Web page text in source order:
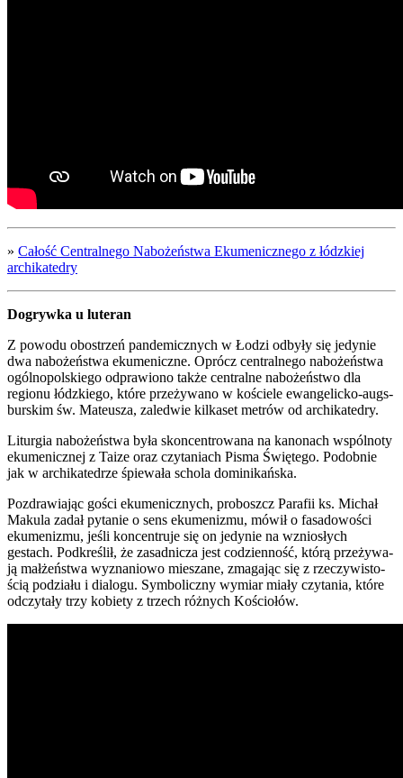
» Całość Cen­tral­ne­go Nabo­żeń­stwa Eku­me­nicz­ne­go z łódz­kiej
archi­ka­te­dry
Dogryw­ka u lute­ran
Z powo­du obostrzeń pan­de­micz­nych w Łodzi odby­ły się jedy­nie
dwa nabo­żeń­stwa eku­me­nicz­ne. Oprócz cen­tral­ne­go nabo­żeń­stwa
ogól­no­pol­skie­go odpra­wio­no tak­że cen­tral­ne nabo­żeń­stwo dla
regio­nu łódz­kie­go, któ­re prze­ży­wa­no w koście­le ewan­ge­lic­ko-augs­
bur­skim św. Mate­usza, zale­d­wie kil­ka­set metrów od archi­ka­te­dry.
Litur­gia nabo­żeń­stwa była skon­cen­tro­wa­na na kano­nach wspól­no­ty
eku­me­nicz­nej z Taize oraz czy­ta­niach Pisma Świę­te­go. Podob­nie
jak w archi­ka­te­drze śpie­wa­ła scho­la domi­ni­kań­ska.
Pozdra­wia­jąc gości eku­me­nicz­nych, pro­boszcz Para­fii ks. Michał
Maku­la zadał pyta­nie o sens eku­me­ni­zmu, mówił o fasa­do­wo­ści
eku­me­ni­zmu, jeśli kon­cen­tru­je się on jedy­nie na wznio­słych
gestach. Pod­kre­ślił, że zasad­ni­cza jest codzien­ność, któ­rą prze­ży­wa­
ją mał­żeń­stwa wyzna­nio­wo mie­sza­ne, zma­ga­jąc się z rze­czy­wi­sto­
ścią podzia­łu i dia­lo­gu. Sym­bo­licz­ny wymiar mia­ły czy­ta­nia, któ­re
odczy­ta­ły trzy kobie­ty z trzech róż­nych Kościo­łów.